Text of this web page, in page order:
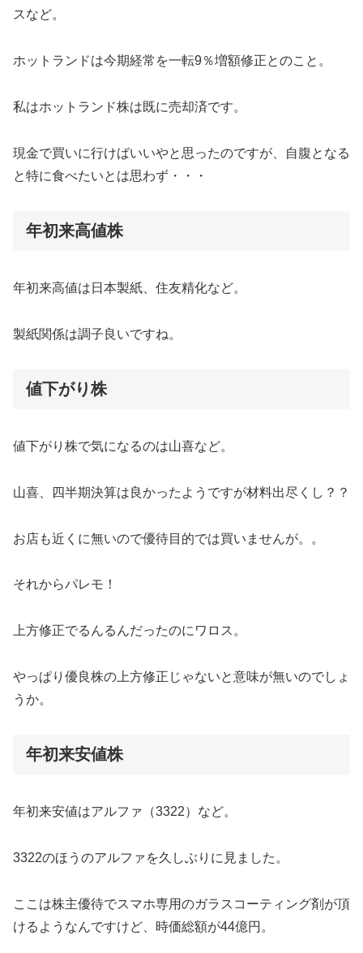
スなど。
ホットランドは今期経常を一転9％増額修正とのこと。
私はホットランド株は既に売却済です。
現金で買いに行けばいいやと思ったのですが、自腹となる
と特に食べたいとは思わず・・・
年初来高値株
年初来高値は日本製紙、住友精化など。
製紙関係は調子良いですね。
値下がり株
値下がり株で気になるのは山喜など。
山喜、四半期決算は良かったようですが材料出尽くし？？
お店も近くに無いので優待目的では買いませんが。。
それからパレモ！
上方修正でるんるんだったのにワロス。
やっぱり優良株の上方修正じゃないと意味が無いのでしょ
うか。
年初来安値株
年初来安値はアルファ（3322）など。
3322のほうのアルファを久しぶりに見ました。
ここは株主優待でスマホ専用のガラスコーティング剤が頂
けるようなんですけど、時価総額が44億円。